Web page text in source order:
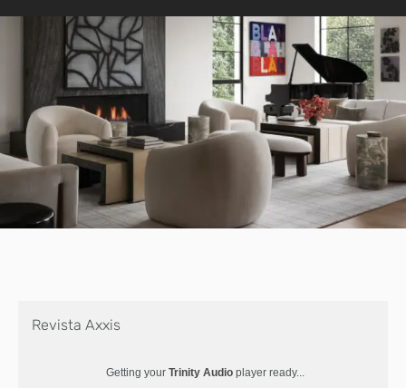
Revista Axxis
Getting your Trinity Audio player ready...